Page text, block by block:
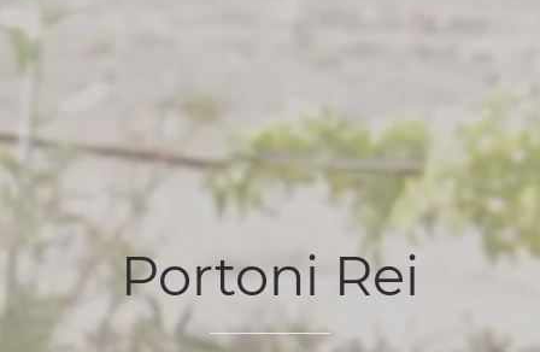
Portoni Rei